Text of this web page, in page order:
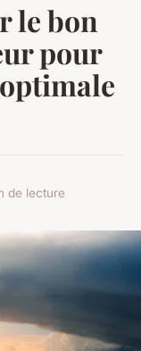
le bon
pour
de lecture